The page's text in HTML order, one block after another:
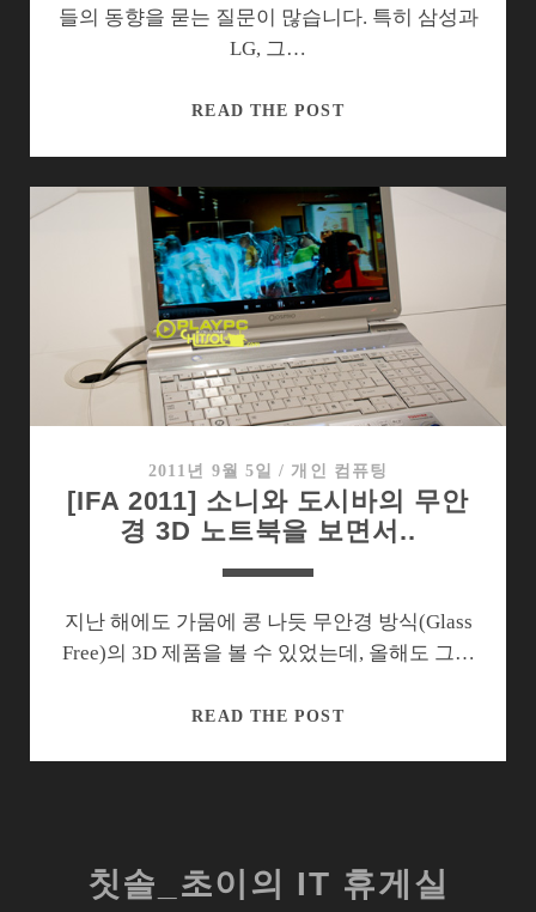
들의 동향을 묻는 질문이 많습니다. 특히 삼성과
LG, 그…
READ THE POSTIFA
LG,
3D
상
상
력
이
부
족
다
2011년 9월 5일 / 개인 컴퓨팅
[IFA 2011] 소니와 도시바의 무안
경 3D 노트북을 보면서..
지난 해에도 가뭄에 콩 나듯 무안경 방식(Glass
Free)의 3D 제품을 볼 수 있었는데, 올해도 그…
READ THE POST[IFA
시
칫솔_초이의 IT 휴게실